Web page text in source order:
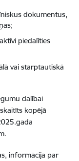
dokumentus,
piedalīties
vai starptautiskā
dalībai
kopējā
informācija par